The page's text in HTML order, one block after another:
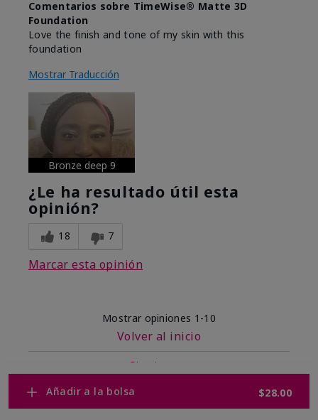
Añadir a la bolsa $28.00
Comentarios sobre TimeWise® Matte 3D
Foundation
Love the finish and tone of my skin with this
foundation
Mostrar Traducción
Bronze deep 9
¿Le ha resultado útil esta
opinión?
18 7
Marcar esta opinión
Mostrar opiniones 1-10
Volver al inicio
Siguiente